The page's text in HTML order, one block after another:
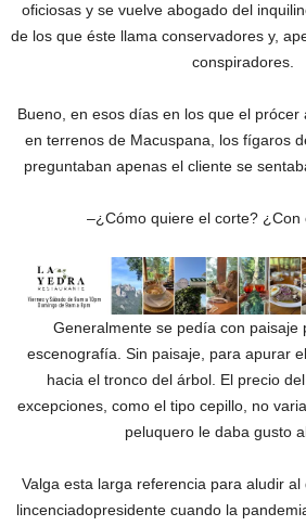
oficiosas y se vuelve abogado del
de los que éste llama conservadores y,
conspiradores.
Bueno, en esos días en los que el
en terrenos de Macuspana, los fígaros
preguntaban apenas el cliente se
–¿Cómo quiere el corte? ¿Con
Generalmente se pedía con paisaje
escenografía. Sin paisaje, para apurar
hacia el tronco del árbol. El precio
excepciones, como el tipo cepillo, no
peluquero le daba gusto
Valga esta larga referencia para aludir
lincenciadopresidente cuando la